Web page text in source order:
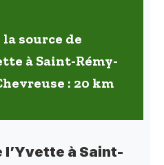
la source de
à Saint-Rémy-
: 20 km
l’Yvette à Saint-